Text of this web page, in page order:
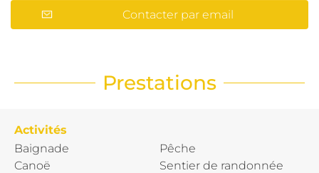
Contacter par email
Prestations
Activités
Baignade
Canoë
Pêche
Sentier de randonnée